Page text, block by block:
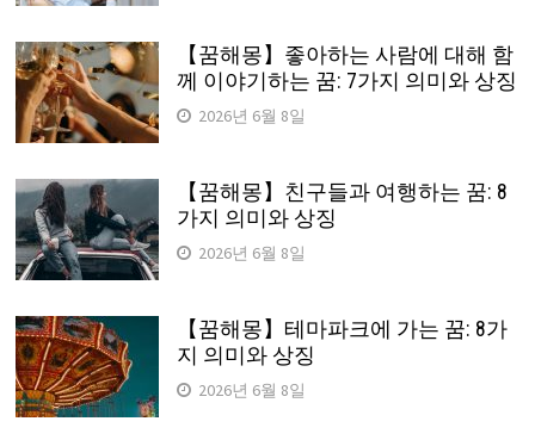
【꿈해몽】좋아하는 사람에 대해 함
께 이야기하는 꿈: 7가지 의미와 상징
2026년 6월 8일
【꿈해몽】친구들과 여행하는 꿈: 8
가지 의미와 상징
2026년 6월 8일
【꿈해몽】테마파크에 가는 꿈: 8가
지 의미와 상징
2026년 6월 8일